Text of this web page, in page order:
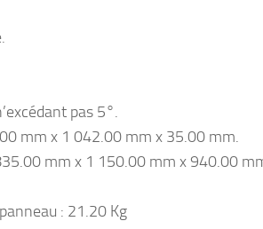
pas 5°.
mm x 1 042.00 mm x 35.00 mm.
mm x 1 150.00 mm x 940.00
: 21.20 Kg